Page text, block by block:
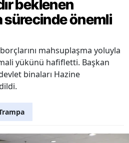
beklenen
sürecinde önemli
mahsuplaşma yoluyla
yükünü hafifletti. Başkan
binaları Hazine